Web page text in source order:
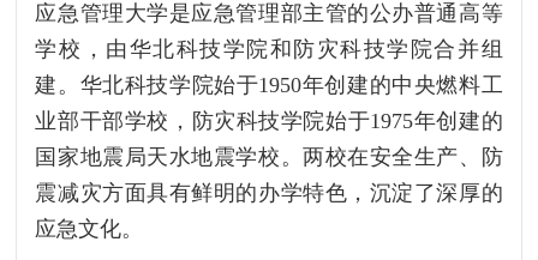
应急管理大学是应急管理部主管的公办普通高等
学校，由华北科技学院和防灾科技学院合并组
建。华北科技学院始于1950年创建的中央燃料工
业部干部学校，防灾科技学院始于1975年创建的
国家地震局天水地震学校。两校在安全生产、防
震减灾方面具有鲜明的办学特色，沉淀了深厚的
应急文化。